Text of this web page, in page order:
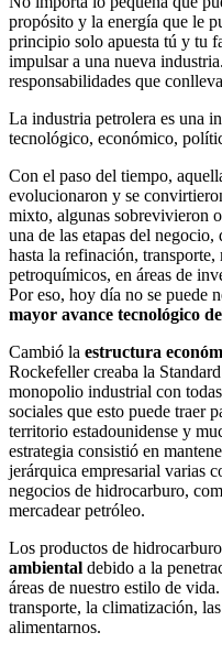
propósito y la energía que le
principio solo apuesta tú y tu
impulsar a una nueva
responsabilidades que
La industria petrolera es una
tecnológico, económico,
Con el paso del tiempo,
evolucionaron y se
mixto, algunas sobrevivieron
una de las etapas del
hasta la refinación,
petroquímicos, en áreas de
Por eso, hoy día no se puede
mayor avance tecnológico
Cambió la estructura
Rockefeller creaba la
monopolio industrial con
sociales que esto puede traer
territorio estadounidense y
estrategia consistió en
jerárquica empresarial varias
negocios de hidrocarburo,
mercadear petróleo.
Los productos de
ambiental debido a la
áreas de nuestro estilo de
transporte, la climatización,
alimentarnos.